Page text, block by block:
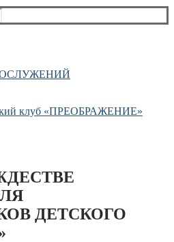
клуб «ПРЕОБРАЖЕНИЕ»
ДЕТСКОГО